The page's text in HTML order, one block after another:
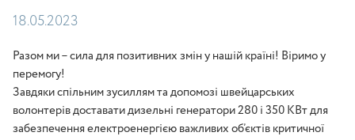
18.05.2023
Разом ми – сила для позитивних змін у нашій країні! Віримо у
перемогу!
Завдяки спільним зусиллям та допомозі швейцарських
волонтерів доставати дизельні генератори 280 і 350 КВт для
забезпечення електроенергією важливих об’єктів критичної